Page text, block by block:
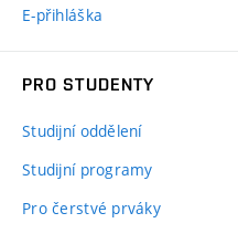
E-přihláška
PRO STUDENTY
Studijní oddělení
Studijní programy
Pro čerstvé prváky